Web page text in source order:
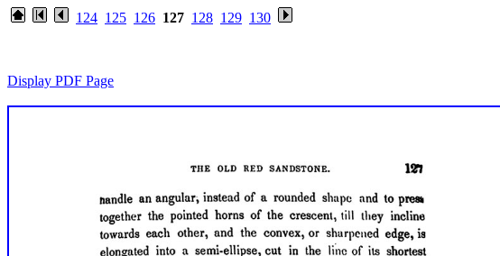
124 125 126 127 128 129 130
Display PDF Page